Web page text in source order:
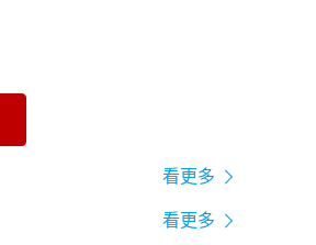
看更多
看更多